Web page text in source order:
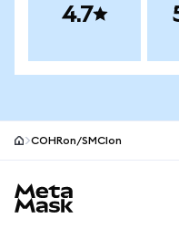
4.7
COHRon/SMCIon